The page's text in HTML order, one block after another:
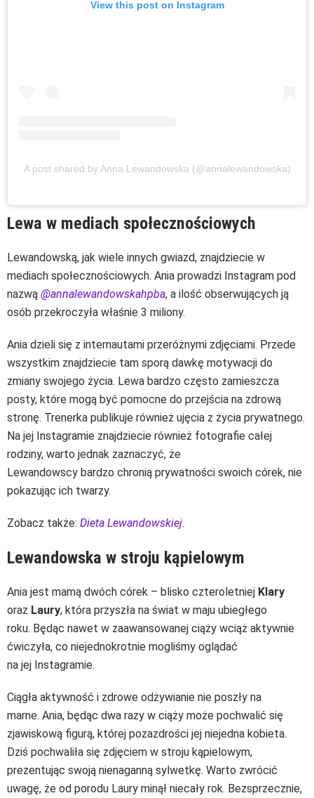
View this post on Instagram
A post shared by Anna Lewandowska (@annalewandowska)
Lewa w mediach społecznościowych
Lewandowską, jak wiele innych gwiazd, znajdziecie w
mediach społecznościowych. Ania prowadzi Instagram pod
nazwą @annalewandowskahpba, a ilość obserwujących ją
osób przekroczyła właśnie 3 miliony.
Ania dzieli się z internautami przeróżnymi zdjęciami. Przede
wszystkim znajdziecie tam sporą dawkę motywacji do
zmiany swojego życia. Lewa bardzo często zamieszcza
posty, które mogą być pomocne do przejścia na zdrową
stronę. Trenerka publikuje również ujęcia z życia prywatnego.
Na jej Instagramie znajdziecie również fotografie całej
rodziny, warto jednak zaznaczyć, że
Lewandowscy bardzo chronią prywatności swoich córek, nie
pokazując ich twarzy.
Zobacz także: Dieta Lewandowskiej.
Lewandowska w stroju kąpielowym
Ania jest mamą dwóch córek – blisko czteroletniej Klary
oraz Laury, która przyszła na świat w maju ubiegłego
roku. Będąc nawet w zaawansowanej ciąży wciąż aktywnie
ćwiczyła, co niejednokrotnie mogliśmy oglądać
na jej Instagramie.
Ciągła aktywność i zdrowe odżywianie nie poszły na
marne. Ania, będąc dwa razy w ciąży może pochwalić się
zjawiskową figurą, której pozazdrości jej niejedna kobieta.
Dziś pochwaliła się zdjęciem w stroju kąpielowym,
prezentując swoją nienaganną sylwetkę. Warto zwrócić
uwagę, że od porodu Laury minął niecały rok. Bezsprzecznie,